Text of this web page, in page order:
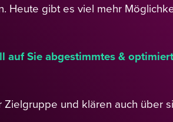
Heute gibt es viel mehr
auf Sie abgestimmtes &
und klären auch über